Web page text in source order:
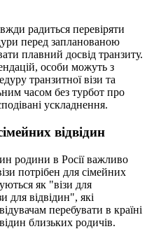
радиться перевіряти
перед запланованою
плавний досвід транзиту.
особи можуть з
транзитної візи та
часом без турбот про
ускладнення.
відвідин
родини в Росії важливо
потрібен для сімейних
як "візи для
для відвідин", які
перебувати в країні
близьких родичів.